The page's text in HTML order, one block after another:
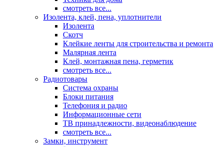
смотреть все...
Изолента, клей, пена, уплотнители
Изолента
Скотч
Клейкие ленты для строительства и ремонта
Малярная лента
Клей, монтажная пена, герметик
смотреть все...
Радиотовары
Система охраны
Блоки питания
Телефония и радио
Информационные сети
ТВ принадлежности, видеонаблюдение
смотреть все...
Замки, инструмент